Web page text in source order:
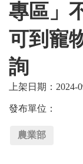
專區」
可到寵
詢
上架日期：2024-
發布單位：
農業部